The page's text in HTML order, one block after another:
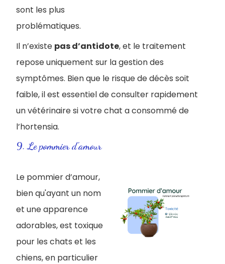
sont les plus
problématiques.
Il n’existe pas d’antidote, et le traitement
repose uniquement sur la gestion des
symptômes. Bien que le risque de décès soit
faible, il est essentiel de consulter rapidement
un vétérinaire si votre chat a consommé de
l’hortensia.
9. Le pommier d'amour
Le pommier d’amour,
bien qu'ayant un nom
et une apparence
adorables, est toxique
pour les chats et les
chiens, en particulier